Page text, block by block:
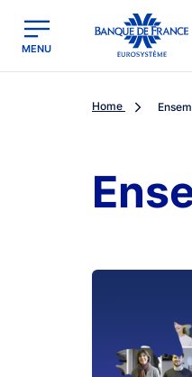
Banque de France - Menu
MENU
Home